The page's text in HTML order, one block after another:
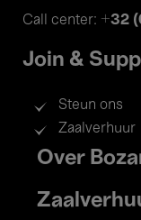
Call center: +32
Join &
Steun ons
Zaalverhuur
Footer
menu
Over